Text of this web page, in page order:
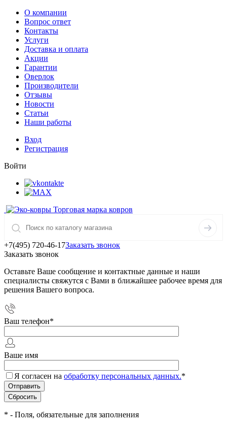
О компании
Вопрос ответ
Контакты
Услуги
Доставка и оплата
Акции
Гарантии
Оверлок
Производители
Отзывы
Новости
Статьи
Наши работы
Вход
Регистрация
Войти
Торговая марка ковров
+7(495) 720-46-17Заказать звонок
Заказать звонок
Оставьте Ваше сообщение и контактные данные и наши
специалисты свяжутся с Вами в ближайшее рабочее время для
решения Вашего вопроса.
Ваш телефон*
Ваше имя
Я согласен на обработку персональных данных.*
* - Поля, обязательные для заполнения